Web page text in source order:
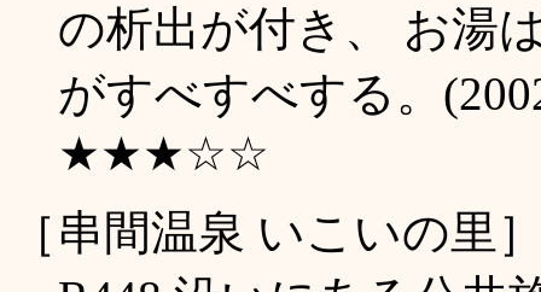
の析出が付き、 お湯
がすべすべする。
★★★☆☆
［串間温泉 いこいの里